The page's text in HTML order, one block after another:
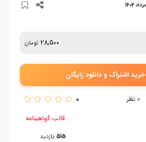
28,500 تومان
خرید اشتراک و دانلود رایگان
0 نظر 0
قالب گواهینامه
515 بازدید